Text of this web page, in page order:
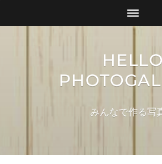
HELLO
みんなで作る写